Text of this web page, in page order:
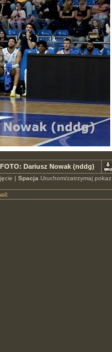
Dariusz Nowak (nddg)
| Spacja Uruchom/zatrzymaj pokaz